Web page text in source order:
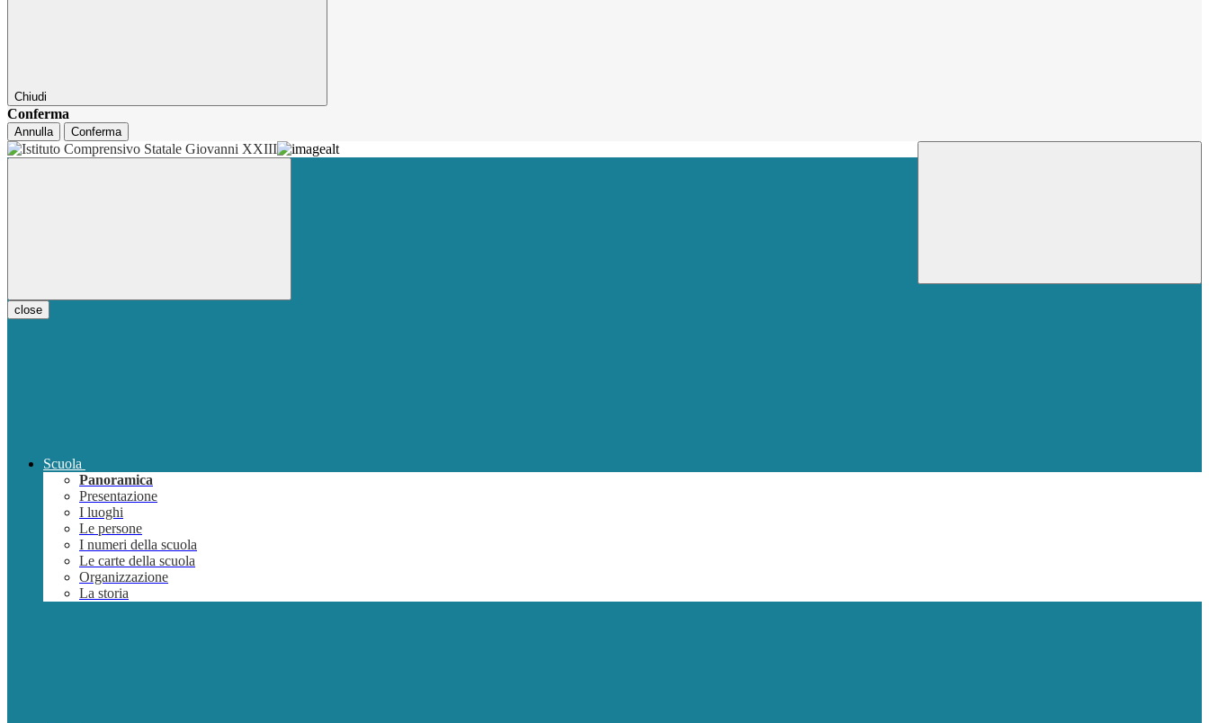
Chiudi
Conferma
Annulla Conferma
close
Scuola
Panoramica
Presentazione
I luoghi
Le persone
I numeri della scuola
Le carte della scuola
Organizzazione
La storia